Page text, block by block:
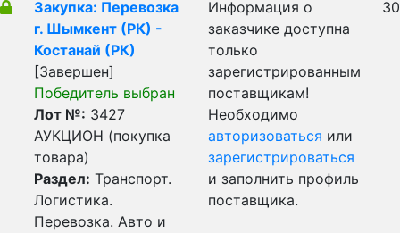
Закупка: Перевозка
г. Шымкент (РК) -
Костанай (РК)
[Завершен]
Победитель выбран
Лот №: 3427
АУКЦИОН (покупка
товара)
Раздел: Транспорт.
Логистика.
Перевозка. Авто и
Информация о
заказчике доступна
только
зарегистрированным
поставщикам!
Необходимо
авторизоваться или
зарегистрироваться
и заполнить профиль
поставщика.